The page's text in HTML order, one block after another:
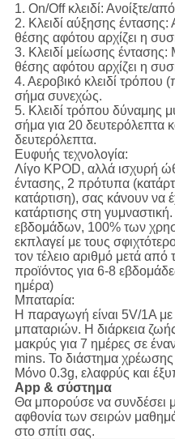
1. On/Off κλειδί: Ανοίξτε/
2. Κλειδί αύξησης έντασης:
θέσης αφότου αρχίζει η
3. Κλειδί μείωσης έντασης:
θέσης αφότου αρχίζει η
4. Αεροβικό κλειδί τρόπου
σήμα συνεχώς.
5. Κλειδί τρόπου δύναμης
σήμα για 20 δευτερόλεπτα
δευτερόλεπτα.
Ευφυής τεχνολογία:
Λίγο KPOD, αλλά ισχυρή
έντασης, 2 πρότυπα
κατάρτιση), σας κάνουν να
κατάρτισης στη
εβδομάδων, 100% των
εκπλαγεί με τους
τον τέλειο αριθμό μετά
προϊόντος για 6-8
ημέρα)
Μπαταρία:
Η παραγωγή είναι 5V/1A με
μπαταριών. Η διάρκεια
μακρύς για 7 ημέρες σε
mins. Το διάστημα χρέωσης
Μόνο 0.3g, ελαφρύς και
App & σύστημα
Θα μπορούσε να συνδέσει
αφθονία των σειρών
στο σπίτι σας.